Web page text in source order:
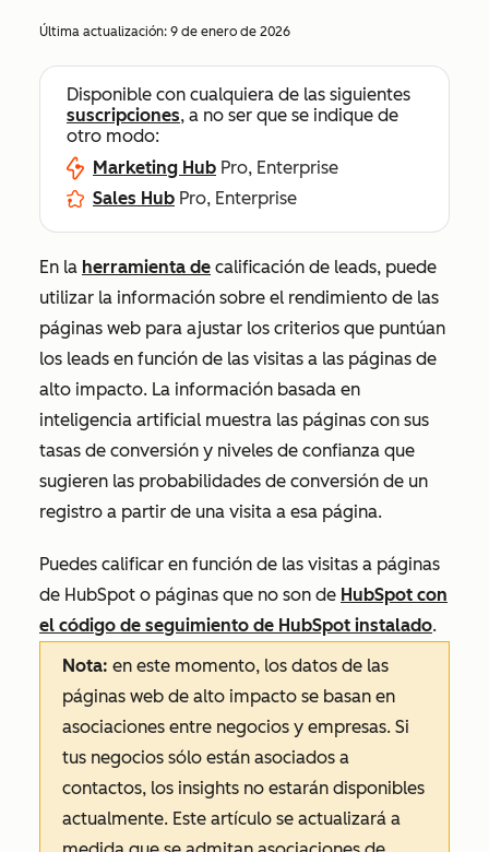
Última actualización: 9 de enero de 2026
Disponible con cualquiera de las siguientes
suscripciones, a no ser que se indique de
otro modo:
Marketing Hub Pro, Enterprise
Sales Hub Pro, Enterprise
En la herramienta de calificación de leads, puede
utilizar la información sobre el rendimiento de las
páginas web para ajustar los criterios que puntúan
los leads en función de las visitas a las páginas de
alto impacto. La información basada en
inteligencia artificial muestra las páginas con sus
tasas de conversión y niveles de confianza que
sugieren las probabilidades de conversión de un
registro a partir de una visita a esa página.
Puedes calificar en función de las visitas a páginas
de HubSpot o páginas que no son de HubSpot con
el código de seguimiento de HubSpot instalado.
Nota: en este momento, los datos de las
páginas web de alto impacto se basan en
asociaciones entre negocios y empresas. Si
tus negocios sólo están asociados a
contactos, los insights no estarán disponibles
actualmente. Este artículo se actualizará a